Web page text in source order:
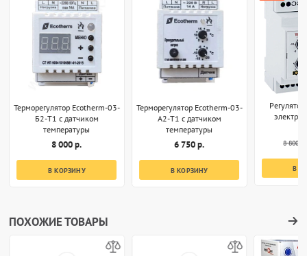
Терморегулятор Ecotherm-03-
Б2-T1 с датчиком
температуры
8 000 р.
В КОРЗИНУ
Терморегулятор Ecotherm-03-
А2-T1 с датчиком
температуры
6 750 р.
В КОРЗИНУ
8 800 р.
В
ПОХОЖИЕ ТОВАРЫ